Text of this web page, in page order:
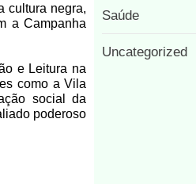
cultura negra,
a Campanha
e Leitura na
como a Vila
social da
poderoso
Saúde
Uncategorized